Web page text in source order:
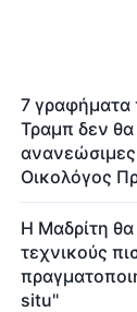
7 γραφήματα
Τραμπ δεν θα
Οικολόγος
Η Μαδρίτη θα
τεχνικούς
situ"